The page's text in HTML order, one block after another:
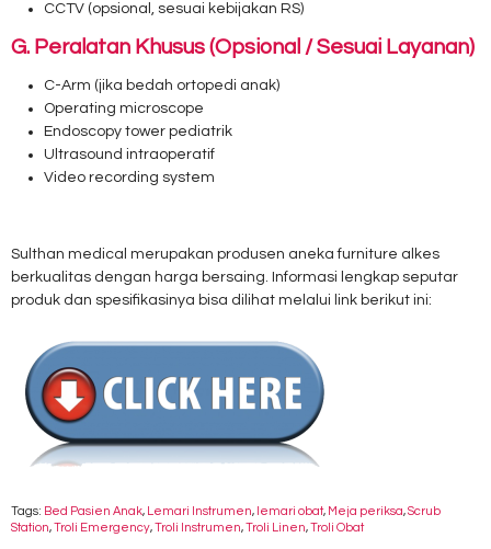
CCTV (opsional, sesuai kebijakan RS)
G. Peralatan Khusus (Opsional / Sesuai Layanan)
C-Arm (jika bedah ortopedi anak)
Operating microscope
Endoscopy tower pediatrik
Ultrasound intraoperatif
Video recording system
Sulthan medical merupakan produsen aneka furniture alkes
berkualitas dengan harga bersaing. Informasi lengkap seputar
produk dan spesifikasinya bisa dilihat melalui link berikut ini:
Tags: Bed Pasien Anak, Lemari Instrumen, lemari obat, Meja periksa,Scrub
Station,Troli Emergency,Troli Instrumen,Troli Linen,Troli Obat